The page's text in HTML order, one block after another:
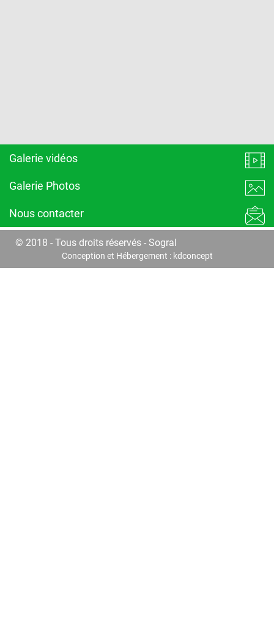
Galerie vidéos
Galerie Photos
Nous contacter
© 2018 - Tous droits réservés - Sogral
Conception et Hébergement : kdconcept